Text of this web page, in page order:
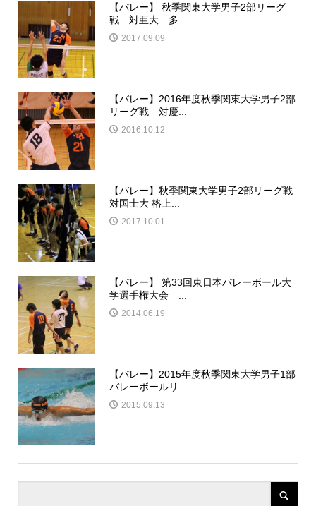
【バレー】 秋季関東大学男子2部リーグ
戦 対亜大 多...
2017.09.09
【バレー】2016年度秋季関東大学男子2部
リーグ戦 対慶...
2016.10.12
【バレー】秋季関東大学男子2部リーグ戦
対国士大 格上...
2017.10.01
【バレー】 第33回東日本バレーボール大
学選手権大会 ...
2014.06.19
【バレー】2015年度秋季関東大学男子1部
バレーボールリ...
2015.09.13